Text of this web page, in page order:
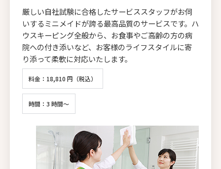
厳しい自社試験に合格したサービススタッフがお伺
いするミニメイドが誇る最高品質のサービスです。ハ
ウスキーピング全般から、お食事やご高齢の方の病
院への付き添いなど、お客様のライフスタイルに寄
り添って柔軟に対応いたします。
料金：18,810 円（税込）
時間：3 時間～